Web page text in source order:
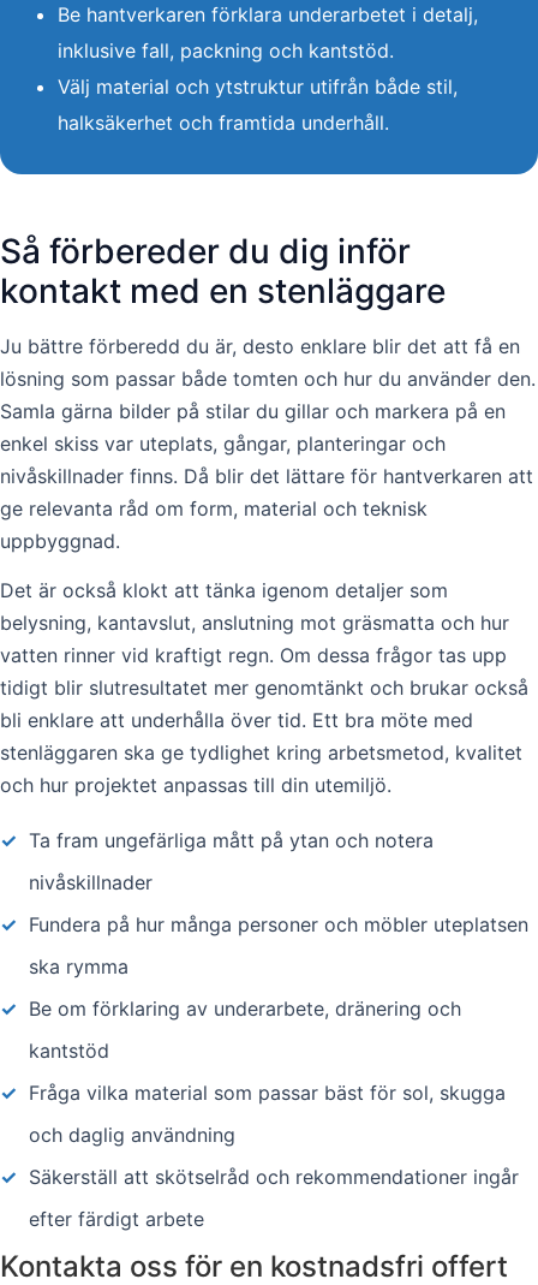
Be hantverkaren förklara underarbetet i detalj,
inklusive fall, packning och kantstöd.
Välj material och ytstruktur utifrån både stil,
halksäkerhet och framtida underhåll.
Så förbereder du dig inför
kontakt med en stenläggare
Ju bättre förberedd du är, desto enklare blir det att få en
lösning som passar både tomten och hur du använder den.
Samla gärna bilder på stilar du gillar och markera på en
enkel skiss var uteplats, gångar, planteringar och
nivåskillnader finns. Då blir det lättare för hantverkaren att
ge relevanta råd om form, material och teknisk
uppbyggnad.
Det är också klokt att tänka igenom detaljer som
belysning, kantavslut, anslutning mot gräsmatta och hur
vatten rinner vid kraftigt regn. Om dessa frågor tas upp
tidigt blir slutresultatet mer genomtänkt och brukar också
bli enklare att underhålla över tid. Ett bra möte med
stenläggaren ska ge tydlighet kring arbetsmetod, kvalitet
och hur projektet anpassas till din utemiljö.
✓ Ta fram ungefärliga mått på ytan och notera
nivåskillnader
✓ Fundera på hur många personer och möbler uteplatsen
ska rymma
✓ Be om förklaring av underarbete, dränering och
kantstöd
✓ Fråga vilka material som passar bäst för sol, skugga
och daglig användning
✓ Säkerställ att skötselråd och rekommendationer ingår
efter färdigt arbete
Kontakta oss för en kostnadsfri offert